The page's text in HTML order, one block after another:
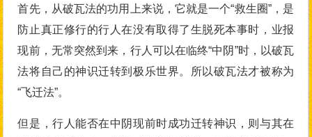
首先，从破瓦法的功用上来说，它就是一个“救生圈”，是
防止真正修行的行人在没有取得了生脱死本事时，业报
现前，无常突然到来，行人可以在临终“中阴”时，以破瓦
法将自己的神识迁转到极乐世界。所以破瓦法才被称为
“飞迁法”。
但是，行人能否在中阴现前时成功迁转神识，则与其在